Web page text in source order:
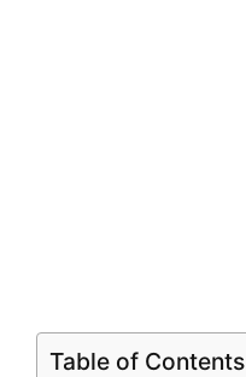
Table of Contents